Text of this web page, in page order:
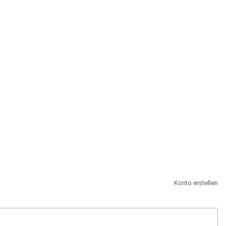
Konto erstellen